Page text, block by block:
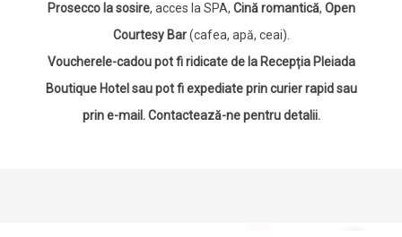
Prosecco la sosire, acces la SPA, Cină romantică, Open
Courtesy Bar(cafea, apă, ceai).
Voucherele-cadou pot fi ridicate de la Recepția Pleiada
Boutique Hotel sau pot fi expediate prin curier rapid sau
prin e-mail. Contactează-ne pentru detalii.